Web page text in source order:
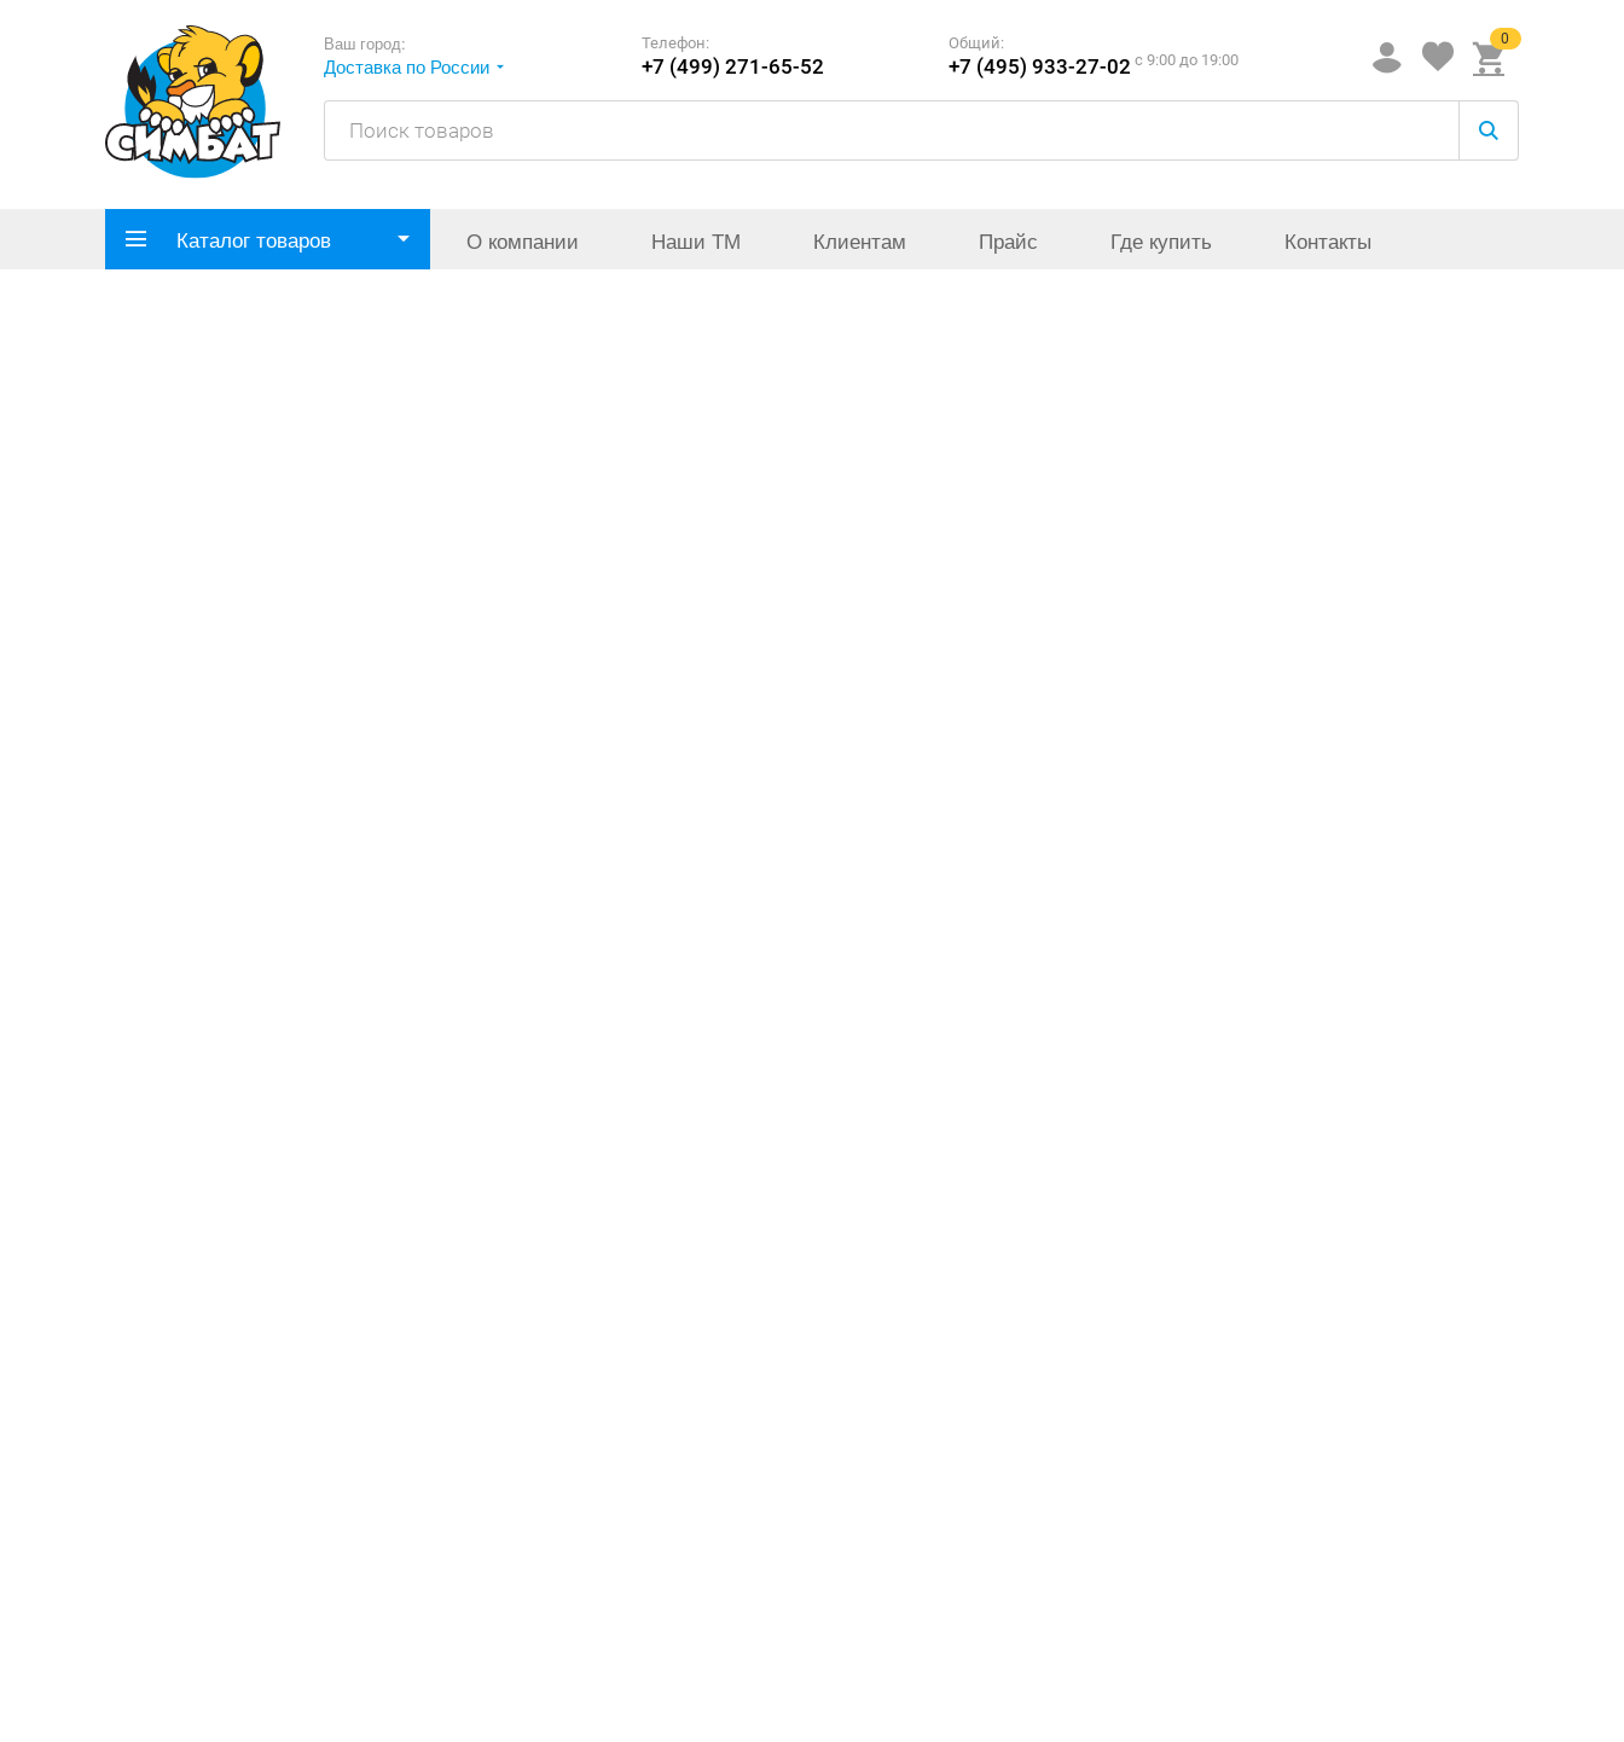
Ваш город:
Доставка по России
Телефон:
+7 (499) 271-65-52
Общий:
+7 (495) 933-27-02 c 9:00 до 19:00
0
Каталог товаров О компании Наши ТМ Клиентам Прайс Где купить Контакты